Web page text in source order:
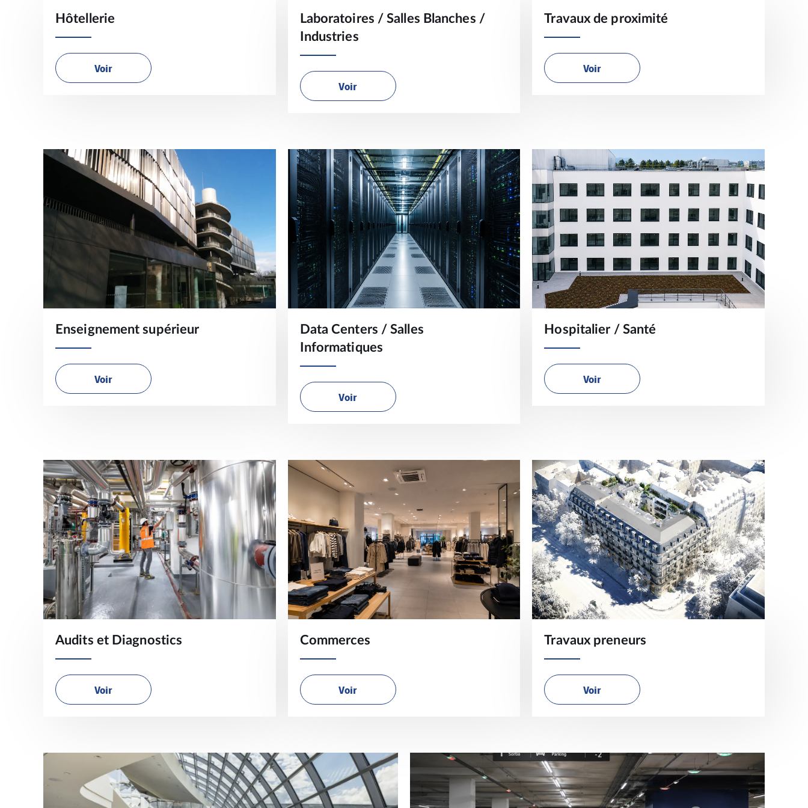
Hôtellerie
Voir
Laboratoires / Salles Blanches /
Industries
Voir
Travaux de proximité
Voir
Enseignement supérieur
Voir
Data Centers / Salles
Informatiques
Voir
Hospitalier / Santé
Voir
Audits et Diagnostics
Voir
Commerces
Voir
Travaux preneurs
Voir